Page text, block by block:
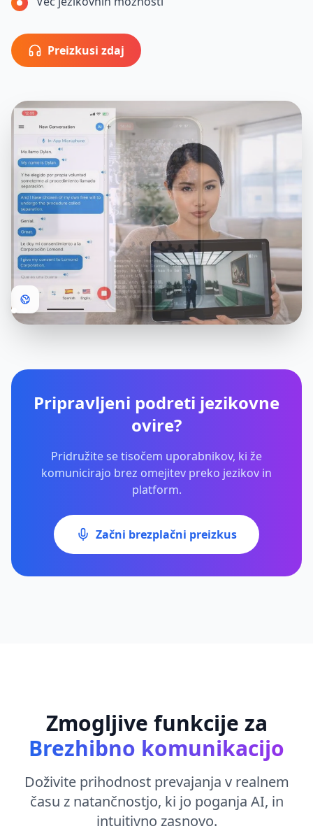
Preizkusi zdaj
Pripravljeni podreti jezikovne
ovire?
Pridružite se tisočem uporabnikov, ki že
komunicirajo brez omejitev preko jezikov in
platform.
Začni brezplačni preizkus
Zmogljive funkcije za
Brezhibno komunikacijo
Doživite prihodnost prevajanja v realnem
času z natančnostjo, ki jo poganja AI, in
intuitivno zasnovo.